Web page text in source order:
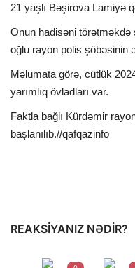
İDMAN
DÜNYA
MARAQLI
SAĞLAMLIQ
İKT
21 yaşlı Bəşirova Lamiyə
Onun hadisəni törətməkdə
oğlu rayon polis şöbəsinin
Məlumata görə, cütlük
yarımlıq övladları var.
Faktla bağlı Kürdəmir
başlanılıb.//qafqazinfo
REAKSIYANIZ NƏDIR?